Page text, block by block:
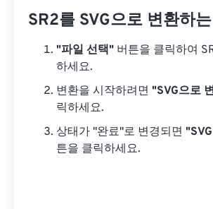
SR2를 SVG으로 변환하
"파일 선택" 버튼을 클릭하여
하세요.
변환을 시작하려면 "SVG으로
릭하세요.
상태가 "완료"로 변경되면
튼을 클릭하세요.